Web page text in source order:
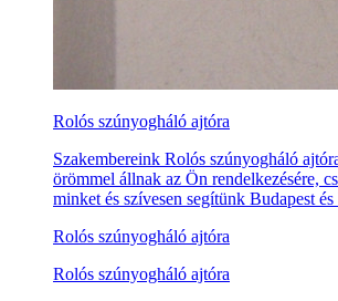
Rolós szúnyogháló ajtóra
Szakembereink Rolós szúnyogháló
örömmel állnak az Ön rendelkezésére,
minket és szívesen segítünk Budapest
Rolós szúnyogháló ajtóra
Rolós szúnyogháló ajtóra